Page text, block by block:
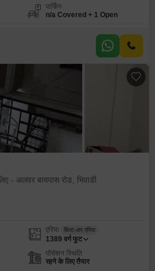
पार्किंग
n/a Covered + 1 Open
- अलवर बायपास रोड, भिवाडी
एरिया बिल्ट-अप एरिया
1389 वर्ग फुट
पॉसेशन स्थिति
रहने के लिए तैयार